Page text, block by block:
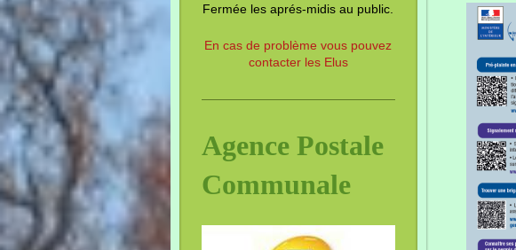
Fermée les aprés-midis au public.
En cas de problème vous pouvez
contacter les Elus
Agence Postale
Communale